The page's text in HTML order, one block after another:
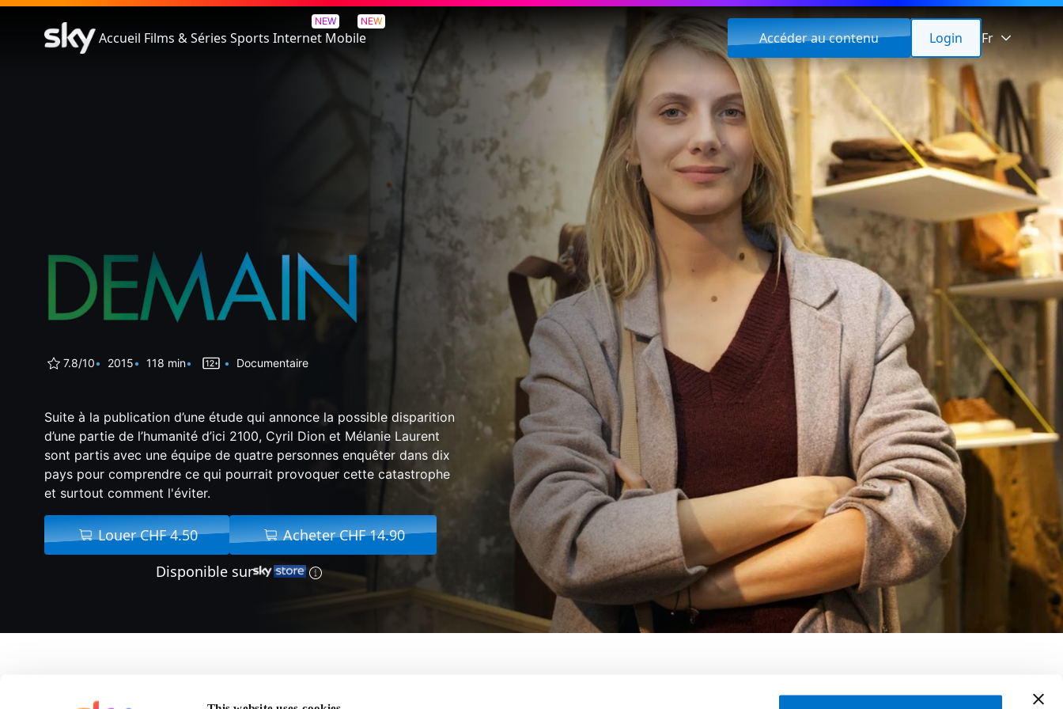
Accueil Films & Séries Sports
NEW
Internet
NEW
Mobile Accéder au contenu Login Fr
Demain
7.8/10 2015 118 min Documentaire
Suite à la publication d’une étude qui annonce la possible disparition
d’une partie de l’humanité d’ici 2100, Cyril Dion et Mélanie Laurent
sont partis avec une équipe de quatre personnes enquêter dans dix
pays pour comprendre ce qui pourrait provoquer cette catastrophe
et surtout comment l'éviter.
Louer CHF 4.50
Acheter CHF 14.90
Disponible sur